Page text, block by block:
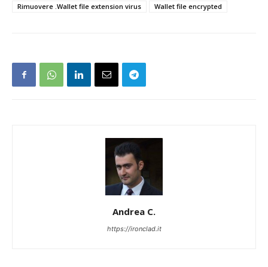
Rimuovere .Wallet file extension virus
Wallet file encrypted
Andrea C.
https://ironclad.it